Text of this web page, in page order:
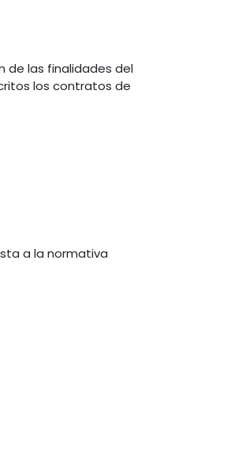
de las finalidades del
los contratos de
a la normativa